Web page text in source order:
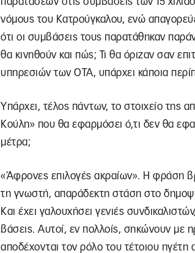
νόμους του Κατρούγκαλου, ενώ
ότι οι συμβάσεις τους παρατάθηκαν
θα κινηθούν και πώς; Τι θα όριζαν σαν
υπηρεσιών των ΟΤΑ, υπάρχει κάποια
Υπάρχει, τέλος πάντων, το στοιχείο της
Κούλη» που θα εφαρμόσει ό,τι δεν θα
μέτρα;
«Άφρονες επιλογές ακραίων». Η φράση
τη γνωστή, απαράδεκτη στάση στο
Και έχει γαλουχήσει γενιές
βάσεις. Αυτοί, εν πολλοίς, σηκώνουν με
αποδέχονται τον ρόλο του τέτοιου